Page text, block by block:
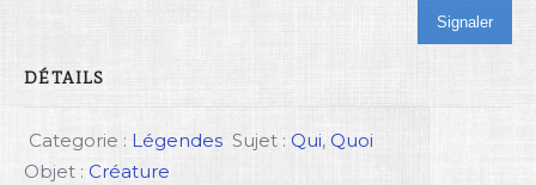
Signaler
DÉTAILS
Categorie : Légendes Sujet : Qui, Quoi
Objet : Créature